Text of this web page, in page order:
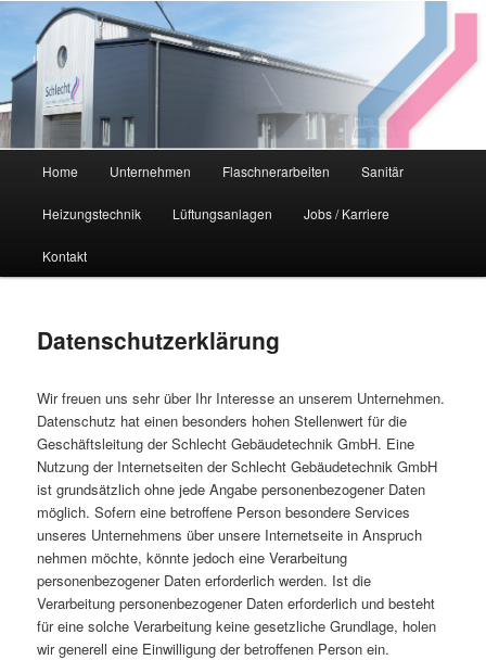
Schlecht Gebäudetechnik GmbH
Flaschnerarbeiten, Heizungs-, Sanitär- und Lüftungstechnik.
Zum
Inhalt
wechseln
Zum
sekundären
Inhalt
Home Unternehmen Flaschnerarbeiten Sanitär
Heizungstechnik Lüftungsanlagen Jobs / Karriere
Kontakt
Datenschutzerklärung
Wir freuen uns sehr über Ihr Interesse an unserem Unternehmen.
Datenschutz hat einen besonders hohen Stellenwert für die
Geschäftsleitung der Schlecht Gebäudetechnik GmbH. Eine
Nutzung der Internetseiten der Schlecht Gebäudetechnik GmbH
ist grundsätzlich ohne jede Angabe personenbezogener Daten
möglich. Sofern eine betroffene Person besondere Services
unseres Unternehmens über unsere Internetseite in Anspruch
nehmen möchte, könnte jedoch eine Verarbeitung
personenbezogener Daten erforderlich werden. Ist die
Verarbeitung personenbezogener Daten erforderlich und besteht
für eine solche Verarbeitung keine gesetzliche Grundlage, holen
wir generell eine Einwilligung der betroffenen Person ein.